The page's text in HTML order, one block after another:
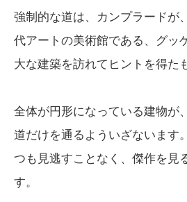
強制的な道は、カンプラードが
代アートの美術館である、グッ
大な建築を訪れてヒントを得た
全体が円形になっている建物が
道だけを通るよういざないます
つも見逃すことなく、傑作を見
す。